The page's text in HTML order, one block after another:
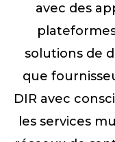
avec des
solutions de
que
DIR avec
les services